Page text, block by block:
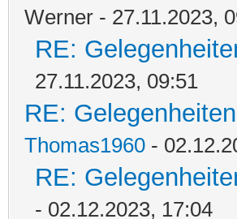
Werner - 27.11.2023,
RE:
27.11.2023, 09:51
RE:
Thomas1960 -
RE:
- 02.12.2023, 17:04